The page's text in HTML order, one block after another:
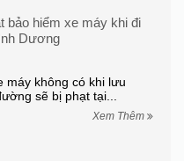
bảo hiểm xe máy khi đi
Dương
máy không có khi lưu
sẽ bị phạt tại...
Xem Thêm